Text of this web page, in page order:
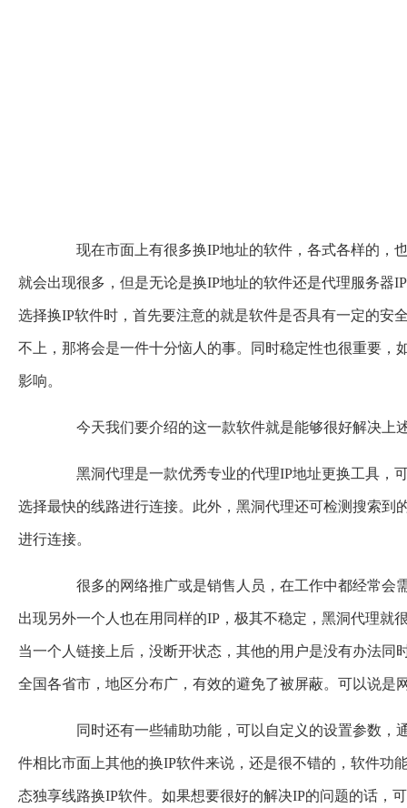
现在市面上有很多换IP地址的软件，各式各样的，
就会出现很多，但是无论是换IP地址的软件还是代理服务器
选择换IP软件时，首先要注意的就是软件是否具有一定的安
不上，那将会是一件十分恼人的事。同时稳定性也很重要，
影响。
今天我们要介绍的这一款软件就是能够很好解决上
黑洞代理是一款优秀专业的代理IP地址更换工具，
选择最快的线路进行连接。此外，黑洞代理还可检测搜索到
进行连接。
很多的网络推广或是销售人员，在工作中都经常会
出现另外一个人也在用同样的IP，极其不稳定，黑洞代理就
当一个人链接上后，没断开状态，其他的用户是没有办法
全国各省市，地区分布广，有效的避免了被屏蔽。可以说是
同时还有一些辅助功能，可以自定义的设置参数，
件相比市面上其他的换IP软件来说，还是很不错的，软件功
态独享线路换IP软件。如果想要很好的解决IP的问题的话，